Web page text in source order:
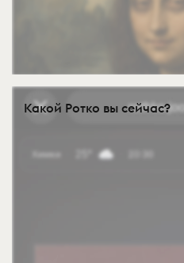
Какой Ротко вы сейчас?